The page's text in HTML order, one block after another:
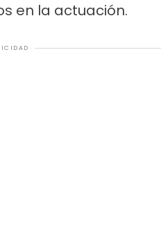
en la actuación.